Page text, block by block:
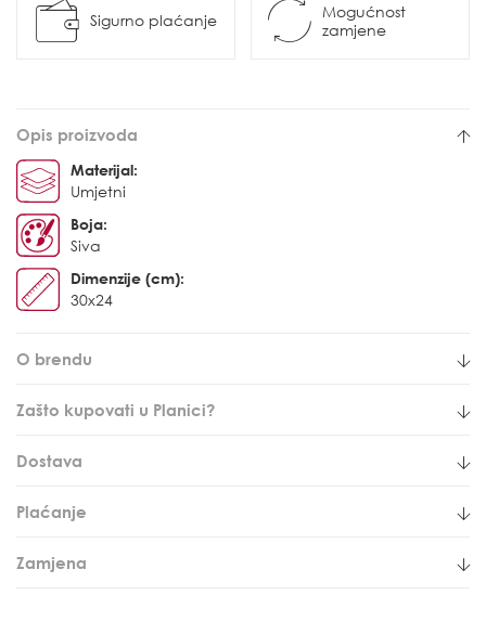
Sigurno plaćanje
Mogućnost
zamjene
Opis proizvoda
Materijal:
Umjetni
Boja:
Siva
Dimenzije (cm):
30x24
O brendu
Zašto kupovati u Planici?
Dostava
Plaćanje
Zamjena